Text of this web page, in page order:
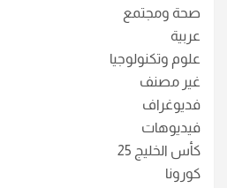
صحة ومجتمع
عربية
علوم وتكنولوجيا
غير مصنف
فديوغراف
فيديوهات
كأس الخليج 25
كورونا